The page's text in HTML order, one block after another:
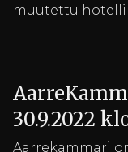
muutettu
30.9.2022
Aarrekammari